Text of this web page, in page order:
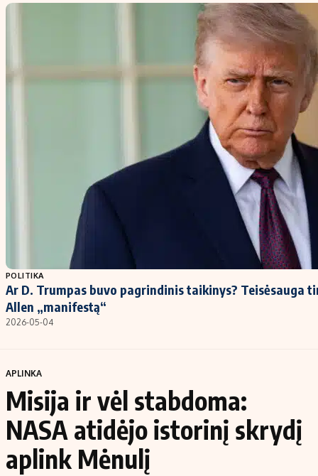
POLITIKA
Ar D. Trumpas buvo pagrindinis taikinys? Teisėsauga
Allen „manifestą“
2026-05-04
APLINKA
Misija ir vėl stabdoma:
NASA atidėjo istorinį skrydį
aplink Mėnulį